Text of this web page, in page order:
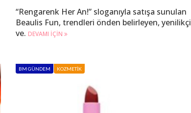
“Rengarenk Her An!” sloganıyla satışa sunulan
Beaulis Fun, trendleri önden belirleyen, yenilikçi
ve. DEVAMI IÇIN
BM GÜNDEM KOZMETIK